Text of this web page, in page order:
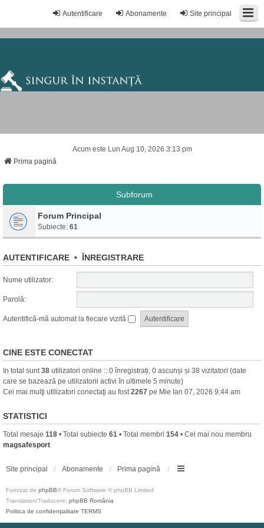
Site principal
Abonamente
Autentificare
Acum este Lun Aug 10, 2026 3:13 pm
Prima pagină
Subforum
Forum Principal
Subiecte: 61
AUTENTIFICARE • ÎNREGISTRARE
Nume utilizator:
Parolă:
Autentifică-mă automat la fiecare vizită
CINE ESTE CONECTAT
In total sunt38 utilizatori online :: 0 înregistrați, 0 ascunși și 38 vizitatori (date
care se bazează pe utilizatorii activi în ultimele 5 minute)
Cei mai mulţi utilizatori conectaţi au fost2267 pe Mie Ian 07, 2026 9:44 am
STATISTICI
Total mesaje 118 • Total subiecte 61 • Total membri 154 • Cel mai nou membru
magsafesport
Site principal Abonamente Prima pagină
Furnizat de phpBB® Forum Software © phpBB Limited
Translation/Traducere: phpBB România
Politica de confidenţialitate TERMS